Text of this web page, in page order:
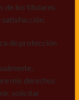
y en
de mis
de los titulares
satisfacción.
de protección
mis derechos
solicitar